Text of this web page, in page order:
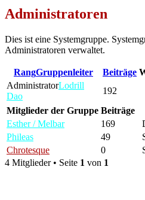
Administratoren
Dies ist eine Systemgruppe.
Administratoren verwaltet.
RangGruppenleiter Beiträge
AdministratorLodrill
Dao
192
Mitglieder der Gruppe Beiträge
Esther / Melbar
169
Phileas
49
Chrotesque
0
4 Mitglieder • Seite 1 von 1